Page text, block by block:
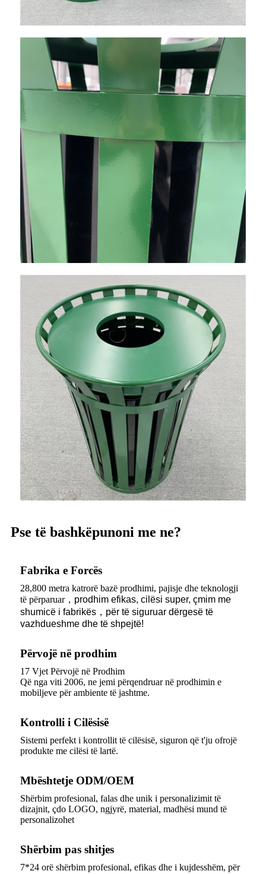
Pse të bashkëpunoni me ne?
Fabrika e Forcës
28,800 metra katrorë bazë prodhimi, pajisje dhe teknologji
të përparuar， prodhim efikas, cilësi super, çmim me
shumicë i fabrikës ， për të siguruar dërgesë të
vazhdueshme dhe të shpejtë!
Përvojë në prodhim
17 Vjet Përvojë në Prodhim
Që nga viti 2006, ne jemi përqendruar në prodhimin e
mobiljeve për ambiente të jashtme.
Kontrolli i Cilësisë
Sistemi perfekt i kontrollit të cilësisë, siguron që t'ju ofrojë
produkte me cilësi të lartë.
Mbështetje ODM/OEM
Shërbim profesional, falas dhe unik i personalizimit të
dizajnit, çdo LOGO, ngjyrë, material, madhësi mund të
personalizohet
Shërbim pas shitjes
7*24 orë shërbim profesional, efikas dhe i kujdesshëm, për